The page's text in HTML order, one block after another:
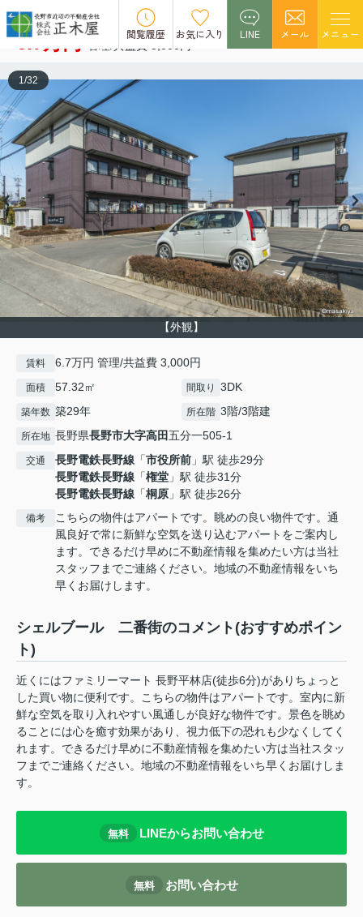
閲覧履歴 お気に入り LINE メール メニュー
シェルブール 二番街 空室1
6.7万円
【外観】
1/32
賃料 6.7万円 管理/共益費 3,000円
面積 57.32㎡ 間取り 3DK
築年数 築29年 所在階 3階/3階建
所在地 長野県長野市大字高田五分一505-1
交通 長野電鉄長野線 「市役所前 」駅 徒歩29分
長野電鉄長野線 「権堂 」駅 徒歩31分
長野電鉄長野線 「桐原 」駅 徒歩26分
備考
こちらの物件はアパートです。眺めの良い物件です。通
風良好で常に新鮮な空気を送り込むアパートをご案内し
ます。できるだけ早めに不動産情報を集めたい方は当社
スタッフまでご連絡ください。地域の不動産情報をいち
早くお届けします。
シェルブール 二番街のコメント(おすすめポイン
ト)
近くにはファミリーマート 長野平林店(徒歩6分)がありちょっと
した買い物に便利です。こちらの物件はアパートです。室内に新
鮮な空気を取り入れやすい風通しが良好な物件です。景色を眺め
ることには心を癒す効果があり、視力低下の恐れも少なくしてく
れます。できるだけ早めに不動産情報を集めたい方は当社スタッ
フまでご連絡ください。地域の不動産情報をいち早くお届けしま
す。
無料 LINEからお問い合わせ
無料 お問い合わせ